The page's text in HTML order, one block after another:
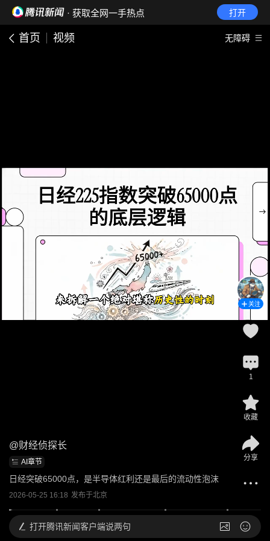
· 获取全网一手热点 打开
首页 视频 无障碍
@财经侦探长
AI章节
日经突破65000点，是半导体红利还是最后的流动性泡沫
2026-05-25 16:18 发布于北京
关注
1
收藏
分享
打开腾讯新闻客户端说两句